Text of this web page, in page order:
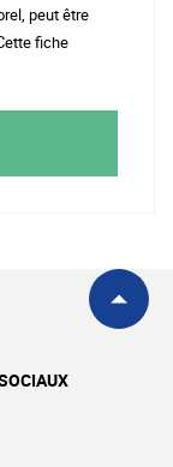
peut être
fiche